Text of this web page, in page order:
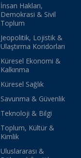
İnsan Hakları,
Demokrasi & Sivil
Toplum
Jeopolitik, Lojistik &
Ulaştırma Koridorları
Küresel Ekonomi &
Kalkınma
Küresel Sağlık
Savunma & Güvenlik
Teknoloji & Bilgi
Toplum, Kültür &
Kimlik
Uluslararası &